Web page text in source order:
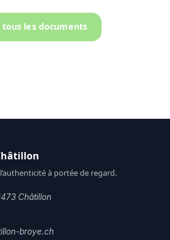
les documents
à portée de regard.
Châtillon
broye.ch